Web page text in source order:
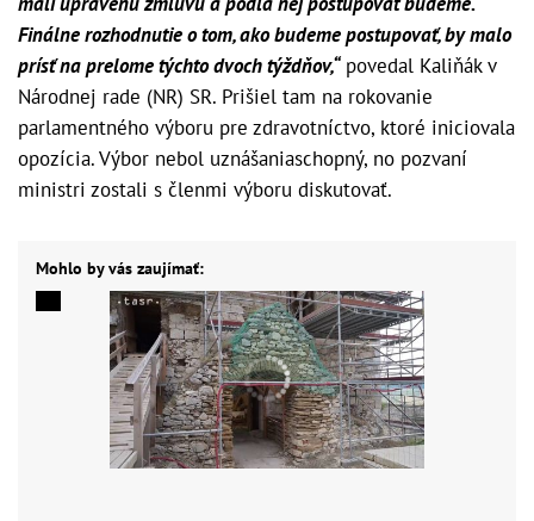
Finálne rozhodnutie o tom, ako budeme postupovať, by malo
prísť na prelome týchto dvoch týždňov,“povedal Kaliňák v
Národnej rade (NR) SR. Prišiel tam na rokovanie
parlamentného výboru pre zdravotníctvo, ktoré iniciovala
opozícia. Výbor nebol uznášaniaschopný, no pozvaní
ministri zostali s členmi výboru diskutovať.
Mohlo by vás zaujímať: